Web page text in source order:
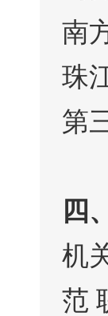
南
珠
第
四
机
范